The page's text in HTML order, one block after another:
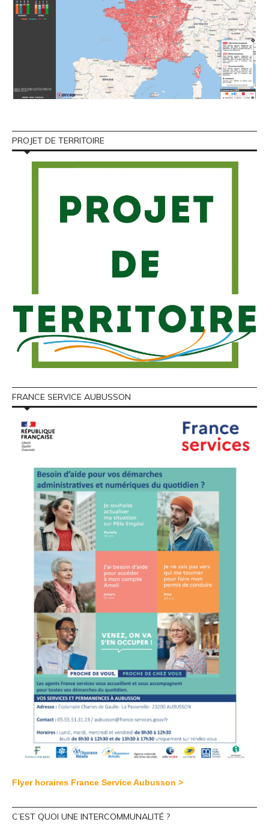
PROJET DE TERRITOIRE
FRANCE SERVICE AUBUSSON
Flyer horaires France Service Aubusson >
C’EST QUOI UNE INTERCOMMUNALITÉ ?